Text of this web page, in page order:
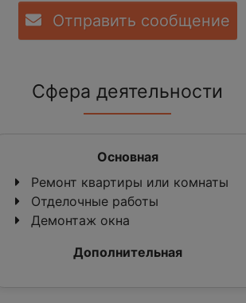
Отправить сообщение
Сфера деятельности
Основная
Ремонт квартиры или комнаты
Отделочные работы
Демонтаж окна
Дополнительная